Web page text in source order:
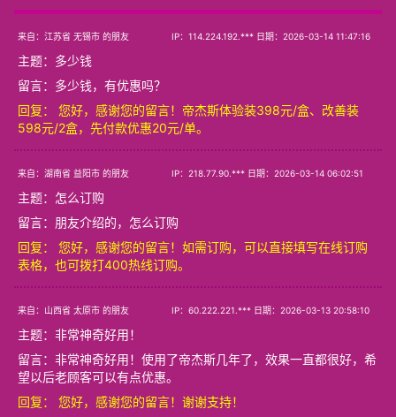
来自：江苏省 无锡市 的朋友 IP：114.224.192.*** 日期：2026-03-14 11:47:16
主题： 多少钱
留言：多少钱，有优惠吗？
回复： 您好，感谢您的留言！帝杰斯体验装398元/盒、改善装
598元/2盒，先付款优惠20元/单。
来自：湖南省 益阳市 的朋友 IP：218.77.90.*** 日期：2026-03-14 06:02:51
主题： 怎么订购
留言：朋友介绍的，怎么订购
回复： 您好，感谢您的留言！如需订购，可以直接填写在线订购
表格，也可拨打400热线订购。
来自：山西省 太原市 的朋友 IP：60.222.221.*** 日期：2026-03-13 20:58:10
主题： 非常神奇好用！
留言：非常神奇好用！使用了帝杰斯几年了，效果一直都很好，希
望以后老顾客可以有点优惠。
回复： 您好，感谢您的留言！谢谢支持！